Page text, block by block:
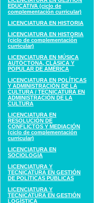
EDUCATIVA (ciclo de
complementación curricular)
LICENCIATURA EN HISTORIA
LICENCIATURA EN HISTORIA
(ciclo de complementación
curricular)
LICENCIATURA EN MÚSICA
AUTÓCTONA, CLÁSICA Y
POPULAR DE AMÉRICA
LICENCIATURA EN POLÍTICAS
Y ADMINISTRACIÓN DE LA
CULTURA / TECNICATURA EN
ADMINISTRACIÓN DE LA
CULTURA
LICENCIATURA EN
RESOLUCIÓN DE
CONFLICTOS Y MEDIACIÓN
(ciclo de complementación
curricular)
LICENCIATURA EN
SOCIOLOGÍA
LICENCIATURA Y
TECNICATURA EN GESTIÓN
DE POLÍTICAS PÚBLICAS
LICENCIATURA Y
TECNICATURA EN GESTIÓN
LOGÍSTICA